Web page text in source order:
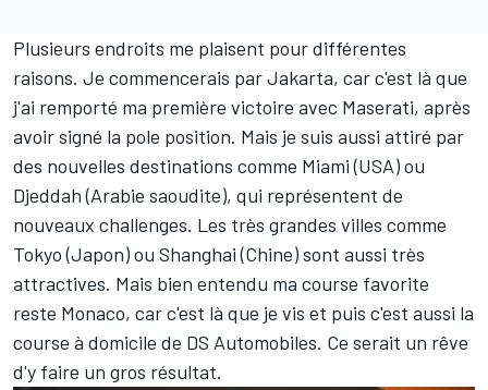
Plusieurs endroits me plaisent pour différentes
raisons. Je commencerais par Jakarta, car c'est là que
j'ai remporté ma première victoire avec Maserati, après
avoir signé la pole position. Mais je suis aussi attiré par
des nouvelles destinations comme Miami (USA) ou
Djeddah (Arabie saoudite), qui représentent de
nouveaux challenges. Les très grandes villes comme
Tokyo (Japon) ou Shanghai (Chine) sont aussi très
attractives. Mais bien entendu ma course favorite
reste Monaco, car c'est là que je vis et puis c'est aussi la
course à domicile de DS Automobiles. Ce serait un rêve
d'y faire un gros résultat.